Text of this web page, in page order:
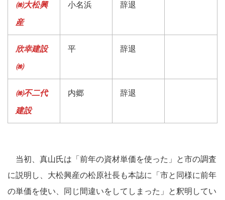
㈱大松興
産
小名浜 辞退
欣幸建設
㈱
平 辞退
㈱不二代
建設
内郷 辞退
当初、真山氏は「前年の資材単価を使った」と市の調査
に説明し、大松興産の松原社長も本誌に「市と同様に前年
の単価を使い、同じ間違いをしてしまった」と釈明してい